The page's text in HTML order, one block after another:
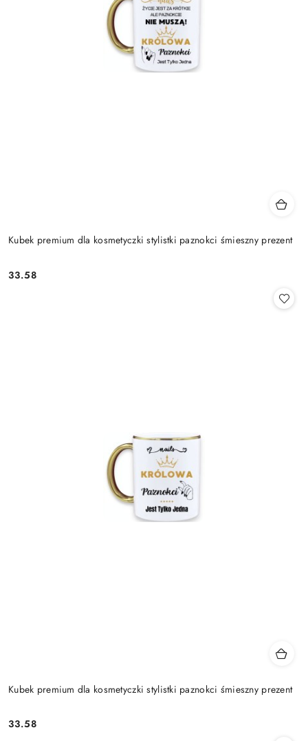
Kubek premium dla kosmetyczki stylistki paznokci śmieszny prezent
Cena:
33.58
Kubek premium dla kosmetyczki stylistki paznokci śmieszny prezent
Cena:
33.58